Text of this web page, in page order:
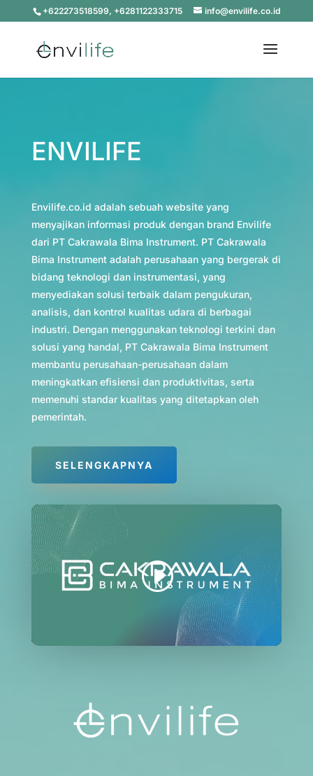
+622273518599, +6281122333715 info@envilife.co.id
ENVILIFE
Envilife.co.id adalah sebuah website yang
menyajikan informasi produk dengan brand Envilife
dari PT Cakrawala Bima Instrument. PT Cakrawala
Bima Instrument adalah perusahaan yang bergerak di
bidang teknologi dan instrumentasi, yang
menyediakan solusi terbaik dalam pengukuran,
analisis, dan kontrol kualitas udara di berbagai
industri. Dengan menggunakan teknologi terkini dan
solusi yang handal, PT Cakrawala Bima Instrument
membantu perusahaan-perusahaan dalam
meningkatkan efisiensi dan produktivitas, serta
memenuhi standar kualitas yang ditetapkan oleh
pemerintah.
SELENGKAPNYA